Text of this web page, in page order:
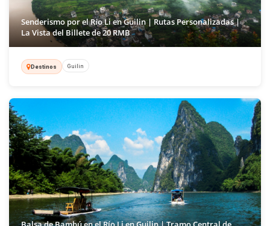
Senderismo por el Río Li en Guilin | Rutas Personalizadas |
La Vista del Billete de 20 RMB
Destinos Guilin